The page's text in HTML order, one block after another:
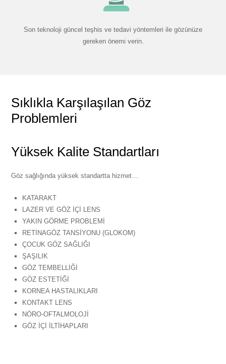
Son teknoloji güncel teşhis ve tedavi yöntemleri ile gözünüze
gereken önemi verin.
Sıklıkla Karşılaşılan Göz
Problemleri
Yüksek Kalite Standartları
Göz sağlığında yüksek standartta hizmet…
KATARAKT
LAZER VE GÖZ İÇİ LENS
YAKIN GÖRME PROBLEMİ
RETİNAGÖZ TANSİYONU (GLOKOM)
ÇOCUK GÖZ SAĞLIĞI
ŞAŞILIK
GÖZ TEMBELLİĞİ
GÖZ ESTETİĞİ
KORNEA HASTALIKLARI
KONTAKT LENS
NÖRO-OFTALMOLOJİ
GÖZ İÇİ İLTİHAPLARI